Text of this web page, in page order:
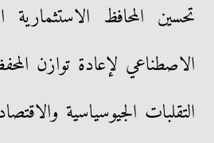
تحسين المحافظ الاستثمارية
الاصطناعي لإعادة توازن
التقلبات الجيوسياسية